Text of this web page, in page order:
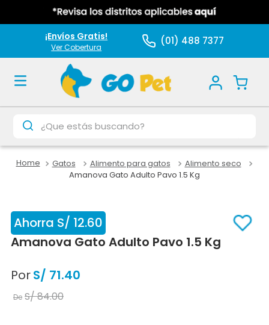
¡Envíos Gratis!
Ver Cobertura (01) 488 7377
¿Que estás buscando?
Gatos Alimento para gatos
Alimento seco
Amanova Gato Adulto Pavo 1.5 Kg
Ahorra S/ 12.60
Amanova Gato Adulto Pavo 1.5 Kg
De S/84.00
PorS/ 71.40